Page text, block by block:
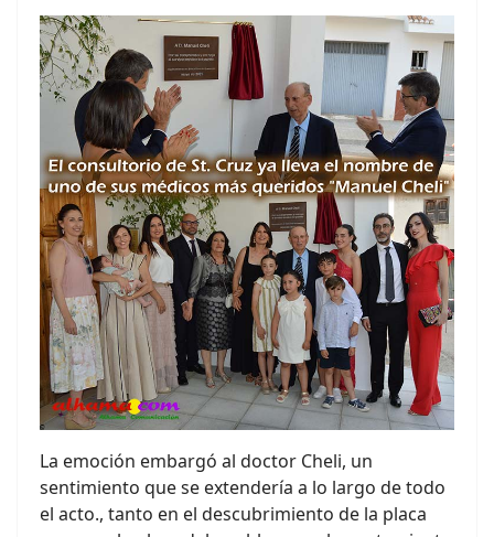
La emoción embargó al doctor Cheli, un
sentimiento que se extendería a lo largo de todo
el acto., tanto en el descubrimiento de la placa